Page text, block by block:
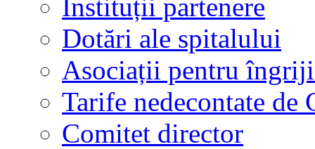
Instituții partenere
Dotări ale spitalului
Asociații pentru
Tarife nedecontate de
Comitet director